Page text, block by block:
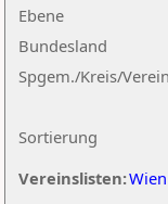
Ebene
Sortierung
Bundesland
Spgem./Kreis/Verein
Vereinslisten:Wien